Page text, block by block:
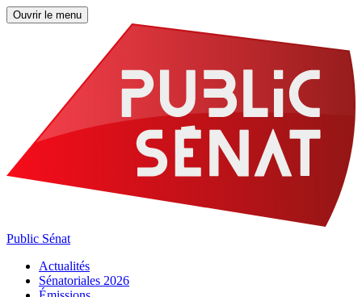
Ouvrir le menu
Public Sénat
Actualités
Sénatoriales 2026